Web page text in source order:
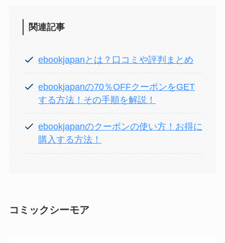
関連記事
ebookjapanとは？口コミや評判まとめ
ebookjapanの70％OFFクーポンをGET
する方法！その手順を解説！
ebookjapanのクーポンの使い方！お得に
購入する方法！
コミックシーモア